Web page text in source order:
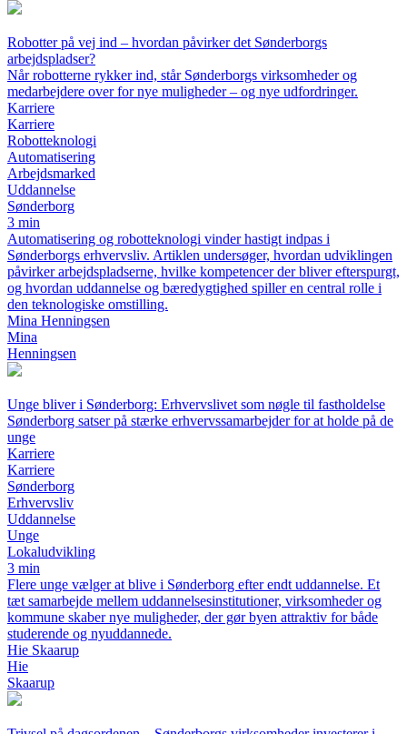
Robotter på vej ind – hvordan påvirker det Sønderborgs
arbejdspladser?
Når robotterne rykker ind, står Sønderborgs virksomheder og
medarbejdere over for nye muligheder – og nye udfordringer.
Karriere
Karriere
Robotteknologi
Automatisering
Arbejdsmarked
Uddannelse
Sønderborg
3 min
Automatisering og robotteknologi vinder hastigt indpas i
Sønderborgs erhvervsliv. Artiklen undersøger, hvordan udviklingen
påvirker arbejdspladserne, hvilke kompetencer der bliver efterspurgt,
og hvordan uddannelse og bæredygtighed spiller en central rolle i
den teknologiske omstilling.
Mina Henningsen
Mina
Henningsen
Unge bliver i Sønderborg: Erhvervslivet som nøgle til fastholdelse
Sønderborg satser på stærke erhvervssamarbejder for at holde på de
unge
Karriere
Karriere
Sønderborg
Erhvervsliv
Uddannelse
Unge
Lokaludvikling
3 min
Flere unge vælger at blive i Sønderborg efter endt uddannelse. Et
tæt samarbejde mellem uddannelsesinstitutioner, virksomheder og
kommune skaber nye muligheder, der gør byen attraktiv for både
studerende og nyuddannede.
Hie Skaarup
Hie
Skaarup